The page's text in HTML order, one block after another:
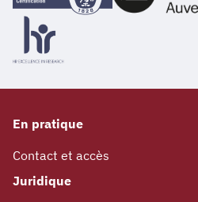
En pratique
Contact et accès
Juridique